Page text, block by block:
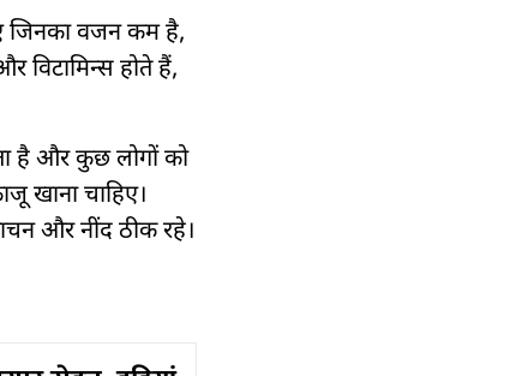
जिनका वजन कम है,
विटामिन्स होते हैं,
है और कुछ लोगों को
खाना चाहिए।
और नींद ठीक रहे।